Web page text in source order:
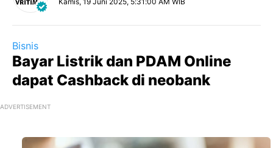
Bisnis
Bayar Listrik dan PDAM Online
dapat Cashback di neobank
ADVERTISEMENT